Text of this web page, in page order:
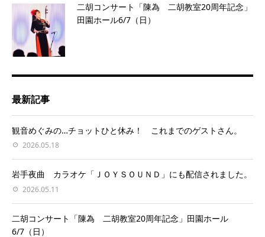
二胡コンサート「陳為 二胡教室20周年記念」
田園ホール6/7（日）
最新記事
観音めぐみの…チョットひと休み！ これまでのゲストさん。
2026.05.18
岩手夜曲 カラオケ「ＪＯＹＳＯＵＮＤ」にも配信されました。
2026.05.11
二胡コンサート「陳為 二胡教室20周年記念」田園ホール
6/7（日）